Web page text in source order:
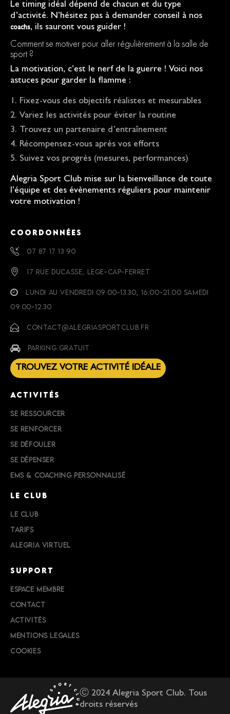
Le timing idéal dépend de chacun et du type
d’activité. N’hésitez pas à demander conseil à nos
coachs, ils sauront vous guider !
Comment se motiver pour aller régulièrement à la salle de
sport ?
La motivation, c’est le nerf de la guerre ! Voici nos
astuces pour garder la flamme :
Fixez-vous des objectifs réalistes et mesurables
Variez les activités pour éviter la routine
Trouvez un partenaire d’entraînement
Récompensez-vous après vos efforts
Suivez vos progrès (mesures, performances)
Alegria Sport Club mise sur la bienveillance de toute
l’équipe et des évènements réguliers pour maintenir
votre motivation !
COORDONNÉES
07 87 17 13 90
17 RUE DUCASSE, LEGE-CAP-FERRET
LUNDI AU VENDREDI 09.00-13.30, 16.00-21.00 SAMEDI
09.00-12.30
CONTACT@ALEGRIASPORTCLUB.FR
PARKING GRATUIT
TROUVEZ VOTRE ACTIVITÉ IDÉALE
ACTIVITÉS
SE RESSOURCER
SE RENFORCER
SE DÉFOULER
SE DÉPENSER
EMS & COACHING PERSONNALISÉ
LE CLUB
LE CLUB
TARIFS
ALEGRIA VIRTUEL
SUPPORT
ESPACE MEMBRE
CONTACT
ACTIVITÉS
MENTIONS LEGALES
COOKIES
Ⓒ 2024 Alegria Sport Club. Tous
droits réservés